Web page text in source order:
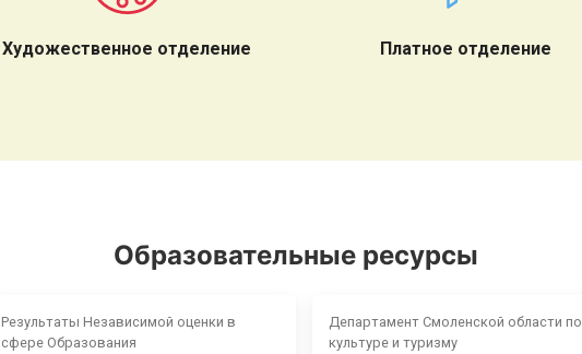
Художественное отделение Платное отделение
Образовательные ресурсы
Результаты Независимой оценки в
сфере Образования
Департамент Смоленской области по
культуре и туризму